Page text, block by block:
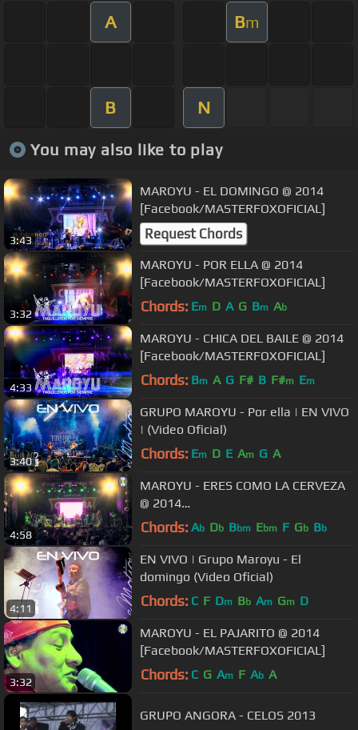
A Bm
B N
You may also like to play
3:43
MAROYU - EL DOMINGO @ 2014
[Facebook/MASTERFOXOFICIAL]
Request Chords
3:32
MAROYU - POR ELLA @ 2014
[Facebook/MASTERFOXOFICIAL]
Chords: Em D A G Bm Ab
4:33
MAROYU - CHICA DEL BAILE @ 2014
[Facebook/MASTERFOXOFICIAL]
Chords: Bm A G F# B F#m Em
3:40
GRUPO MAROYU - Por ella | EN VIVO
| (Video Oficial)
Chords: Em D E Am G A
4:58
MAROYU - ERES COMO LA CERVEZA
@ 2014
[Facebook/MASTERFOXOFICIAL]
Chords: Ab Db Bbm Ebm F Gb Bb
4:11
EN VIVO | Grupo Maroyu - El
domingo (Video Oficial)
Chords: C F Dm Bb Am Gm D
3:32
MAROYU - EL PAJARITO @ 2014
[Facebook/MASTERFOXOFICIAL]
Chords: C G Am F Ab A
GRUPO ANGORA - CELOS 2013